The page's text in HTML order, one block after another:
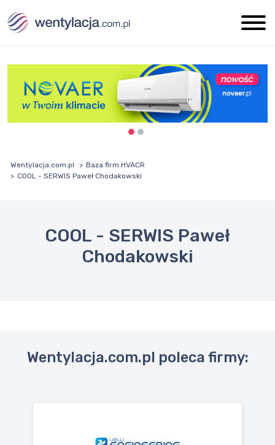
Wentylacja.com.pl
Baza firm HVACR
COOL - SERWIS Paweł Chodakowski
COOL - SERWIS Paweł
Chodakowski
Wentylacja.com.pl poleca firmy: